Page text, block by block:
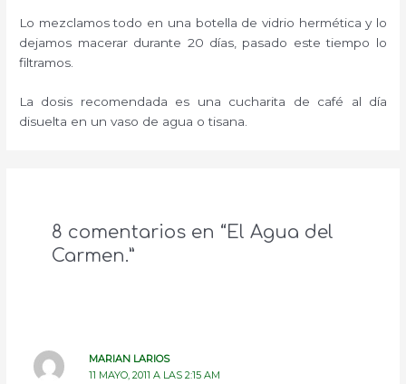
Lo mezclamos todo en una botella de vidrio hermética y lo
dejamos macerar durante 20 días, pasado este tiempo lo
filtramos.
La dosis recomendada es una cucharita de café al día
disuelta en un vaso de agua o tisana.
8 comentarios en “El Agua del
Carmen.”
MARIAN LARIOS
11 MAYO, 2011 A LAS 2:15 AM